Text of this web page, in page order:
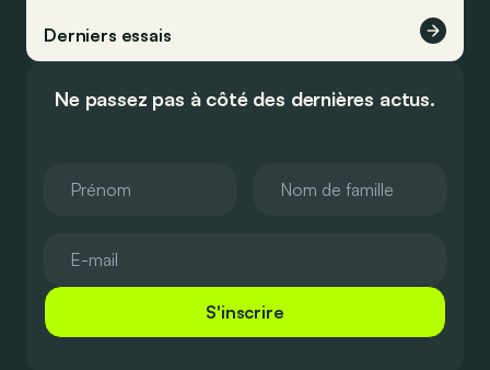
Derniers essais
Ne passez pas à côté des dernières actus.
S'inscrire